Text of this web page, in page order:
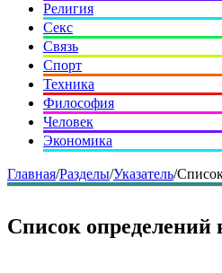
Религия
Секс
Связь
Спорт
Техника
Философия
Человек
Экономика
Главная/Разделы/Указатель/
Список определений